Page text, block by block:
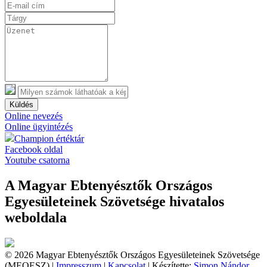
Küldés
Online nevezés
Online ügyintézés
Champion értéktár
Facebook oldal
Youtube csatorna
A Magyar Ebtenyésztők Országos
Egyesületeinek Szövetsége hivatalos
weboldala
© 2026 Magyar Ebtenyésztők Országos Egyesületeinek Szövetsége